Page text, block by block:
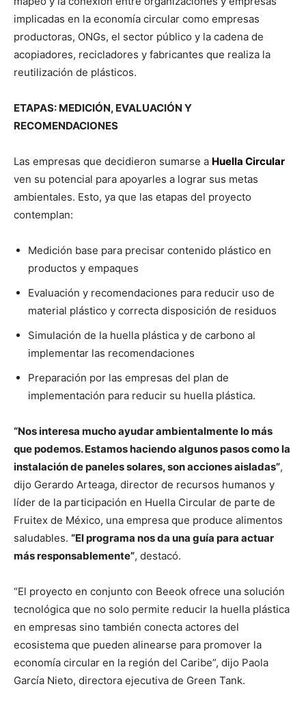
implicadas en la economía circular como empresas
productoras, ONGs, el sector público y la cadena de
acopiadores, recicladores y fabricantes que realiza la
reutilización de plásticos.
ETAPAS: MEDICIÓN, EVALUACIÓN Y
RECOMENDACIONES
Las empresas que decidieron sumarse a Huella Circular
ven su potencial para apoyarles a lograr sus metas
ambientales. Esto, ya que las etapas del proyecto
contemplan:
Medición base para precisar contenido plástico en
productos y empaques
Evaluación y recomendaciones para reducir uso de
material plástico y correcta disposición de residuos
Simulación de la huella plástica y de carbono al
implementar las recomendaciones
Preparación por las empresas del plan de
implementación para reducir su huella plástica.
“Nos interesa mucho ayudar ambientalmente lo más
que podemos. Estamos haciendo algunos pasos como la
instalación de paneles solares, son acciones aisladas”,
dijo Gerardo Arteaga, director de recursos humanos y
líder de la participación en Huella Circular de parte de
Fruitex de México, una empresa que produce alimentos
saludables. “El programa nos da una guía para actuar
más responsablemente”, destacó.
“El proyecto en conjunto con Beeok ofrece una solución
tecnológica que no solo permite reducir la huella plástica
en empresas sino también conecta actores del
ecosistema que pueden alinearse para promover la
economía circular en la región del Caribe”, dijo Paola
García Nieto, directora ejecutiva de Green Tank.